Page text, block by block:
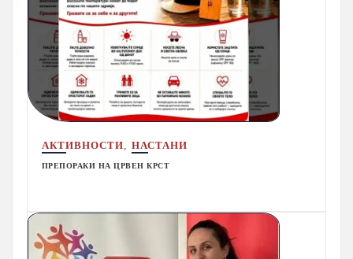
АКТИВНОСТИ, НАСТАНИ
ПРЕПОРАКИ НА ЦРВЕН КРСТ